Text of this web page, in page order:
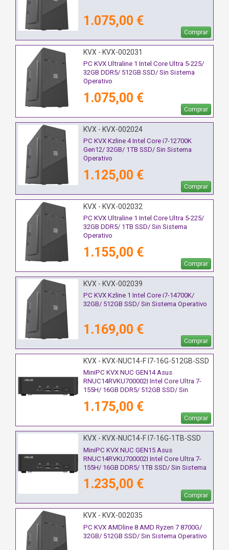
1.075,00 €
Comprar
KVX - KVX-002031
PC KVX Ultraline 1 Intel Core Ultra 5-225/
32GB DDR5/ 512GB SSD/ Sin Sistema
Operativo
1.075,00 €
Comprar
KVX - KVX-002024
PC KVX Kzline 4 Intel Core i7-12700K
Gen12/ 32GB/ 1TB SSD/ Sin Sistema
Operativo
1.125,00 €
Comprar
KVX - KVX-002032
PC KVX Ultraline 1 Intel Core Ultra 5-225/
32GB DDR5/ 1TB SSD/ Sin Sistema
Operativo
1.155,00 €
Comprar
KVX - KVX-002039
PC KVX Kzline 1 Intel Core i7-14700K/
32GB/ 512GB SSD/ Sin Sistema Operativo
1.169,00 €
Comprar
KVX - KVX-NUC14-F I7-16G-512GB-SSD
MiniPC KVX NUC GEN14 Asus
RNUC14RVKU700002I Intel Core Ultra 7-
155H/ 16GB DDR5/ 512GB SSD/ Sin
1.175,00 €
Comprar
KVX - KVX-NUC14-F I7-16G-1TB-SSD
MiniPC KVX NUC GEN15 Asus
RNUC14RVKU700002I Intel Core Ultra 7-
155H/ 16GB DDR5/ 1TB SSD/ Sin Sistema
1.235,00 €
Comprar
KVX - KVX-002035
PC KVX AMDline 8 AMD Ryzen 7 8700G/
32GB/ 512GB SSD/ Sin Sistema Operativo